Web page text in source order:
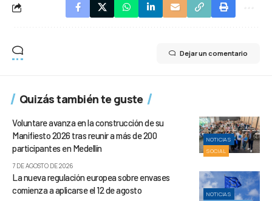
Dejar un comentario
Quizás también te guste
NOTICIAS
SOCIAL
Voluntare avanza en la construcción de su
Manifiesto 2026 tras reunir a más de 200
participantes en Medellín
7 DE AGOSTO DE 2026
NOTICIAS
La nueva regulación europea sobre envases
comienza a aplicarse el 12 de agosto